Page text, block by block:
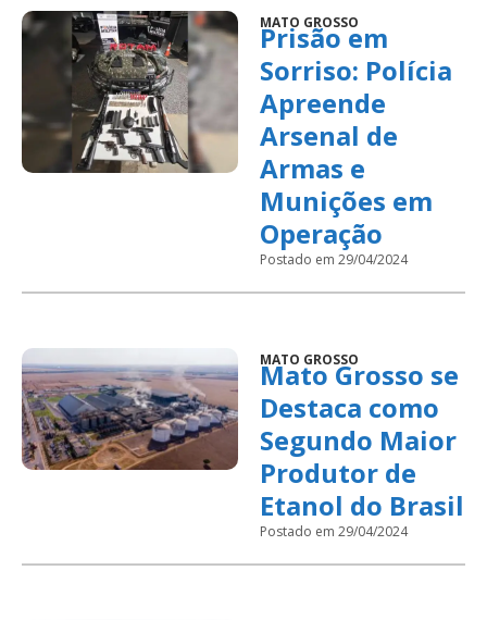
MATO GROSSO
Prisão em
Sorriso: Polícia
Apreende
Arsenal de
Armas e
Munições em
Operação
Postado em 29/04/2024
MATO GROSSO
Mato Grosso se
Destaca como
Segundo Maior
Produtor de
Etanol do Brasil
Postado em 29/04/2024